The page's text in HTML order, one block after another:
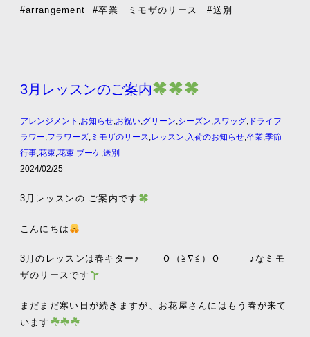
#arrangement
#卒業 ミモザのリース #送別
3月レッスンのご案内
アレンジメント ,お知らせ,お祝い,グリーン,シーズン,スワッグ,ドライフ
ラワー,フラワーズ,ミモザのリース,レッスン,入荷のお知らせ,卒業,季節
行事,花束,花束 ブーケ,送別
2024/02/25
3月レッスンの ご案内です
こんにちは
3月のレッスンは春キター♪───Ｏ（≧∇≦）Ｏ────♪なミモ
ザのリースです
まだまだ寒い日が続きますが、お花屋さんにはもう春が来て
います